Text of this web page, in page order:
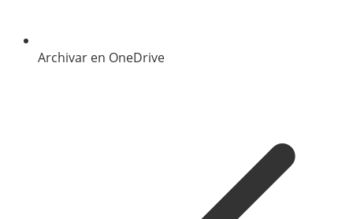
Archivar en OneDrive